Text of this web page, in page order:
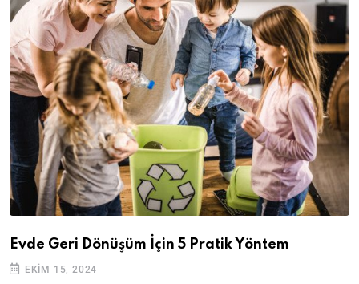
Evde Geri Dönüşüm İçin 5 Pratik Yöntem
EKIM 15, 2024